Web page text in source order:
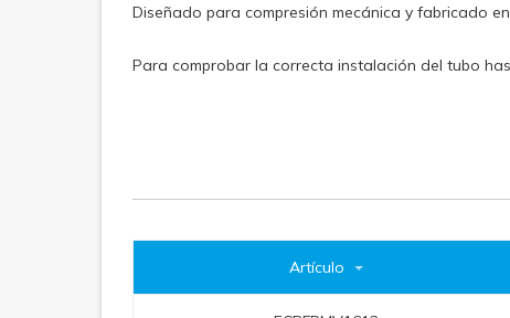
Diseñado para compresión mecánica y fabricado
Para comprobar la correcta instalación del tubo
Artículo